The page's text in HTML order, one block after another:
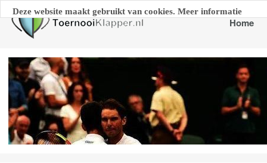
Home
Deze website maakt gebruikt van cookies. Meer informatie